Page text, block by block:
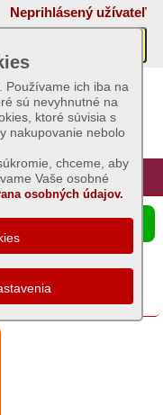
Neprihlásený užívateľ
Registrácia
Používame ich iba na
sú nevyhnutné na
ktoré súvisia s
nakupovanie nebolo
chceme, aby
Vaše osobné
osobných údajov.